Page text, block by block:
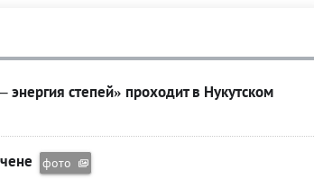
энергия степей» проходит в Нукутском
фото